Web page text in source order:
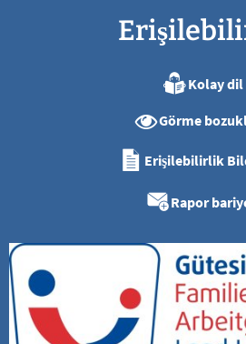
Kolay dil
Görme
Erişilebilirlik
Rapor